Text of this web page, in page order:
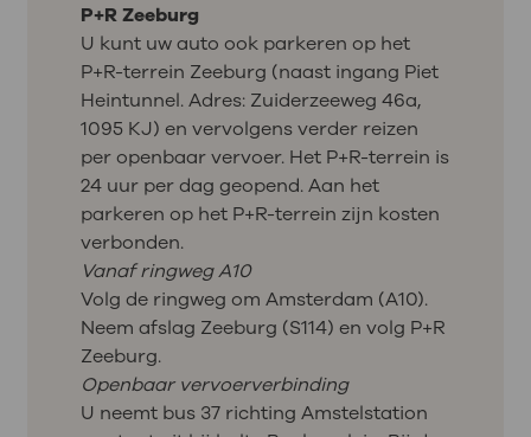
P+R Zeeburg
U kunt uw auto ook parkeren op het
P+R-terrein Zeeburg (naast ingang Piet
Heintunnel. Adres: Zuiderzeeweg 46a,
1095 KJ) en vervolgens verder reizen
per openbaar vervoer. Het P+R-terrein is
24 uur per dag geopend. Aan het
parkeren op het P+R-terrein zijn kosten
verbonden.
Vanaf ringweg A10
Volg de ringweg om Amsterdam (A10).
Neem afslag Zeeburg (S114) en volg P+R
Zeeburg.
Openbaar vervoerverbinding
U neemt bus 37 richting Amstelstation